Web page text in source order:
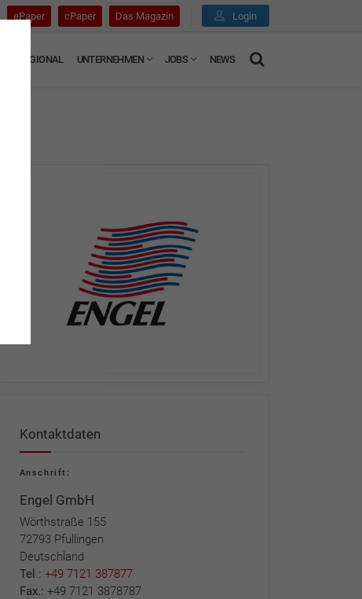
ePaper cPaper Das Magazin Login
REGIONAL UNTERNEHMEN JOBS NEWS
Kontaktdaten
Anschrift:
Engel GmbH
Wörthstraße 155
72793 Pfullingen
Deutschland
Tel.: +49 7121 387877
Fax.: +49 7121 3878787